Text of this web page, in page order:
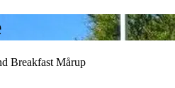
Breakfast Mårup